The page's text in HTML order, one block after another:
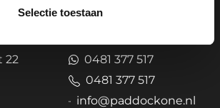
Selectie toestaan
22
0481 377 517
0481 377 517
info@paddockone.nl